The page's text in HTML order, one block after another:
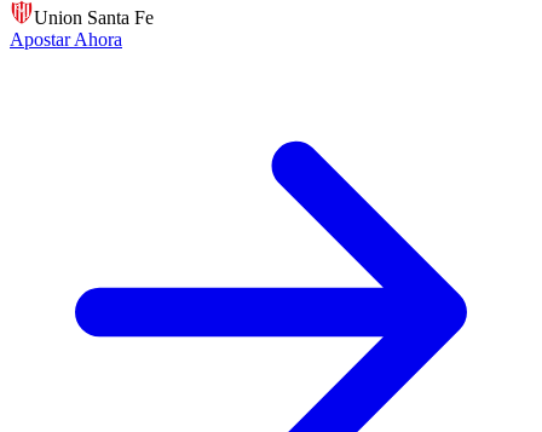
Union Santa Fe
Apostar Ahora